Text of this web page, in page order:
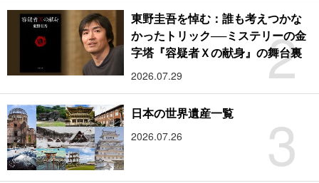
2
東野圭吾を悼む：誰も考えつかな
かったトリック──ミステリーの金
字塔『容疑者Ｘの献身』の舞台裏
2026.07.29
3
日本の世界遺産一覧
2026.07.26